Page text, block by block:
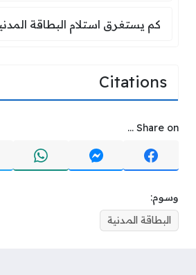
كم يستغرق استلام
كم يستغرق استلام البطاقة
Citations
Share on ...
وسوم:
البطاقة المدنية